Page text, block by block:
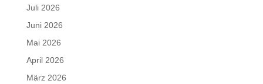
Juli 2026
Juni 2026
Mai 2026
April 2026
März 2026